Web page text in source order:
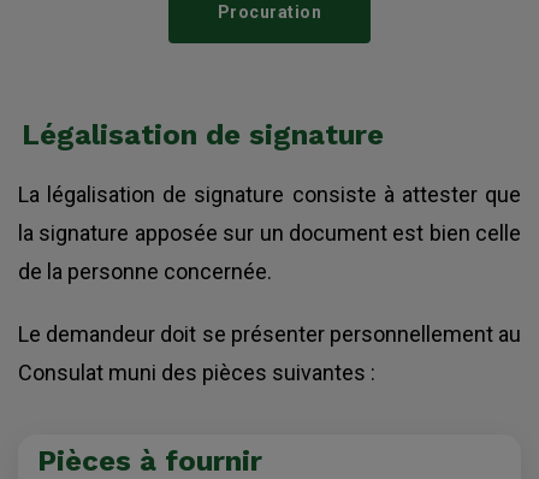
Procuration
Légalisation de signature
La légalisation de signature consiste à attester que
la signature apposée sur un document est bien celle
de la personne concernée.
Le demandeur doit se présenter personnellement au
Consulat muni des pièces suivantes :
Pièces à fournir